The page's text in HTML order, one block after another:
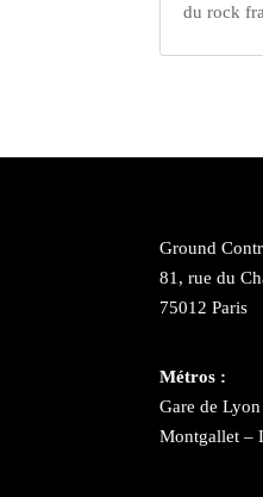
du rock
Ground
81, rue du
75012 Paris
Métros :
Gare de
Montgallet –